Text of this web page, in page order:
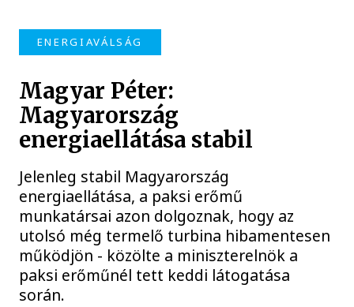
ENERGIAVÁLSÁG
Magyar Péter:
Magyarország
energiaellátása stabil
Jelenleg stabil Magyarország
energiaellátása, a paksi erőmű
munkatársai azon dolgoznak, hogy az
utolsó még termelő turbina hibamentesen
működjön - közölte a miniszterelnök a
paksi erőműnél tett keddi látogatása
során.